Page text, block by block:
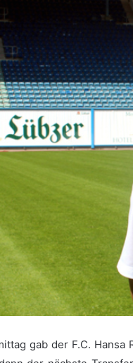
gab der F.C. Hansa